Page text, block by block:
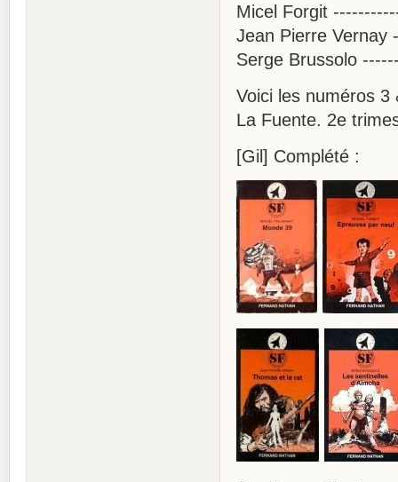
Micel Forgit
Jean Pierre Vernay
Serge Brussolo
Voici les numéros
La Fuente. 2e
[Gil] Complété :